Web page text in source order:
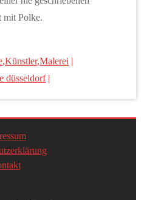
mit Polke.
,Künstler,Malerei |
düsseldorf|